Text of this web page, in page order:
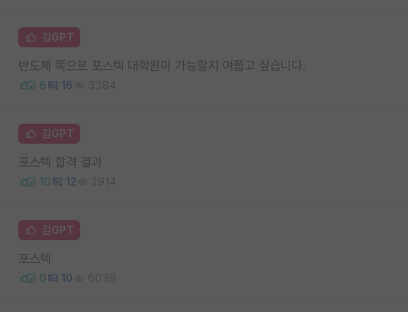
김GPT
반도체 쪽으로 포스텍 대학원이 가능할지 여쭙고 싶습니다.
6 16 3384
김GPT
포스텍 합격 결과
10 12 2914
김GPT
포스텍
0 10 6039